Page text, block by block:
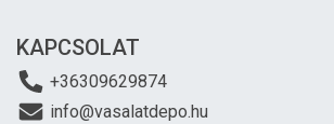
KAPCSOLAT
+36309629874
info@vasalatdepo.hu